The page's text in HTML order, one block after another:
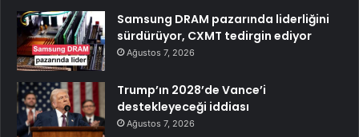
Samsung DRAM pazarında liderliğini
sürdürüyor, CXMT tedirgin ediyor
Ağustos 7, 2026
Trump’ın 2028’de Vance’i
destekleyeceği iddiası
Ağustos 7, 2026